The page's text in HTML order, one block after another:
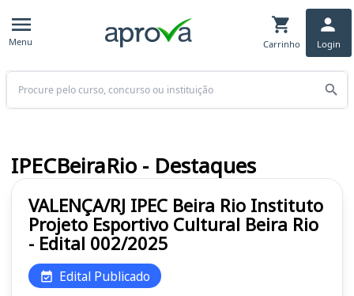
Menu Carrinho Login
Buscar
VALENÇA/RJ IPEC Beira Rio Instituto
Projeto Esportivo Cultural Beira Rio
- Edital 002/2025
Edital Publicado
IPECBeiraRio - Destaques